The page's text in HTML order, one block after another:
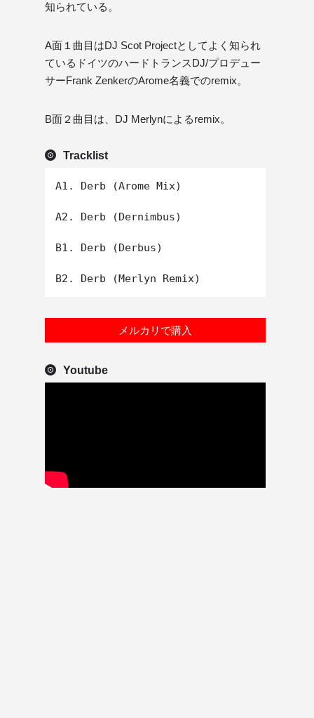
知られている。
A面１曲目はDJ Scot Projectとしてよく知られ
ているドイツのハードトランスDJ/プロデュー
サーFrank ZenkerのArome名義でのremix。
B面２曲目は、DJ Merlynによるremix。
Tracklist
A1. Derb (Arome Mix)
A2. Derb (Dernimbus)
B1. Derb (Derbus)
メルカリで購入
Youtube